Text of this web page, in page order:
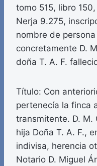
tomo 515, libro
Nerja 9.275,
nombre de
concretamente D.
doña T. A. F.
Título: Con
pertenecía la finca
transmitente. D. M.
hija Doña T. A. F.,
indivisa, herencia
Notario D. Miguel